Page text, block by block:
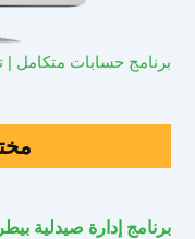
برنامج حسابات متكامل |
برنامج إدارة صيدلية